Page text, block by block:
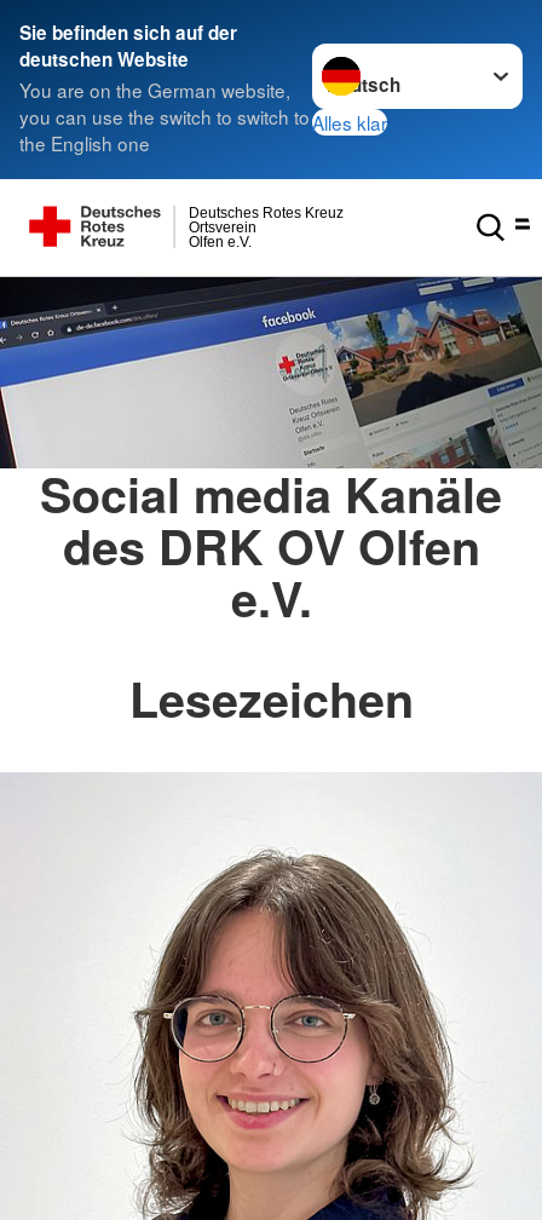
Sie befinden sich auf der
deutschen Website
You are on the German website,
you can use the switch to switch to
the English one
Sprache wechseln zu
Alles klar
Olfen e.V.
Ortsverein
Deutsches Rotes Kreuz
Social media Kanäle
des DRK OV Olfen
e.V.
Lesezeichen